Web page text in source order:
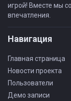
игрой! Вместе мы
впечатления.
Навигация
Главная страница
Новости проекта
Пользователи
Демо записи